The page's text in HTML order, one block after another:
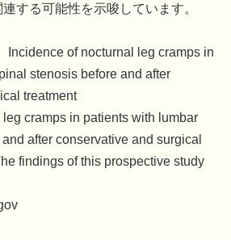
する可能性を示唆しています。
of nocturnal leg cramps in
stenosis before and after
treatment
leg cramps in patients with lumbar
after conservative and surgical
findings of this prospective study